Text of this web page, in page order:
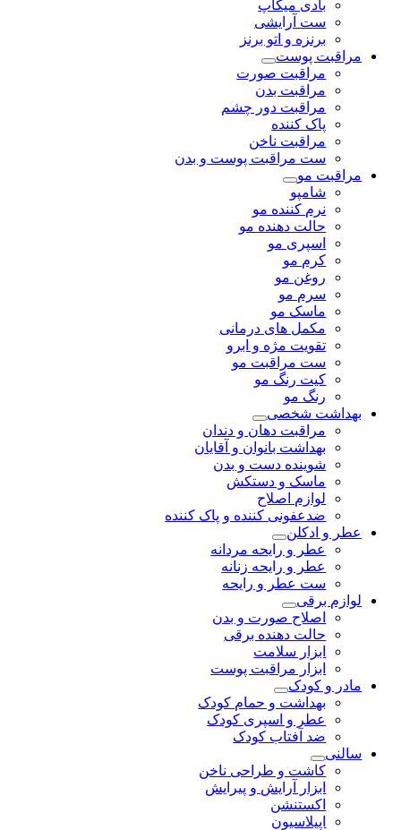
بادی میکاپ
ست آرایشی
برنزه و اتو برنز
مراقبت پوست
مراقبت صورت
مراقبت بدن
مراقبت دور چشم
پاک کننده
مراقبت ناخن
ست مراقبت پوست و بدن
مراقبت مو
شامپو
نرم کننده مو
حالت دهنده مو
اسپری مو
کرم مو
روغن مو
سرم مو
ماسک مو
مکمل های درمانی
تقویت مژه و ابرو
ست مراقبت مو
کیت رنگ مو
رنگ مو
بهداشت شخصی
مراقبت دهان و دندان
بهداشت بانوان و آقایان
شوینده دست و بدن
ماسک و دستکش
لوازم اصلاح
ضدعفونی کننده و پاک کننده
عطر و ادکلن
عطر و رایحه مردانه
عطر و رایحه زنانه
ست عطر و رایحه
لوازم برقی
اصلاح صورت و بدن
حالت دهنده برقی
ابزار سلامت
ابزار مراقبت پوست
مادر و کودک
بهداشت و حمام کودک
عطر و اسپری کودک
ضد آفتاب کودک
سالنی
کاشت و طراحی ناخن
ابزار آرایش و پیرایش
اکستنشن
اپیلاسیون